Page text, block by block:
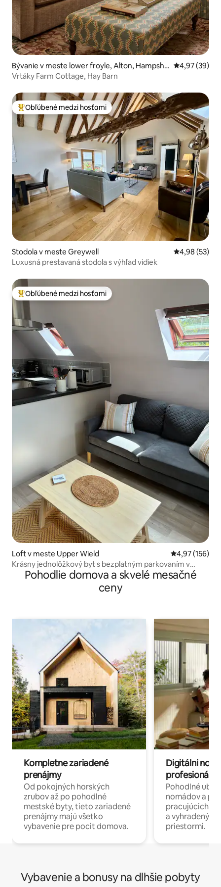
Bývanie v meste lower froyle, Alton, Hampshir
e
Priemerné
4,97 (39)
Vrtáky Farm Cottage, Hay Barn
Najobľúbenejšie medzi hosťami
Obľúbené medzi hosťami
Stodola v meste Greywell Priemerné
4,98 (53)
Luxusná prestavaná stodola s výhľad vidiek
Najobľúbenejšie medzi hosťami
Obľúbené medzi hosťami
Loft v meste Upper Wield Priemerné
4,97 (156)
Krásny jednolôžkový byt s bezplatným parkovaním v
objekte
Pohodlie domova a skvelé mesačné
ceny
Kompletne zariadené
prenájmy
Od pokojných horských
zrubov až po pohodlné
mestské byty, tieto zariadené
prenájmy majú všetko
vybavenie pre pocit domova.
Digitálni
profesionáli
Pohodlné
nomádov a
pracujúcich
a
priestormi.
Vybavenie a bonusy na dlhšie pobyty